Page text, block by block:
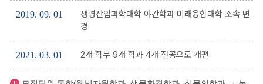
2019. 09. 01
생명산업과학대학 야간학과 미래융합대학 소속 변
경
2021. 03. 01 2개 학부 9개 학과 4개 전공으로 개편